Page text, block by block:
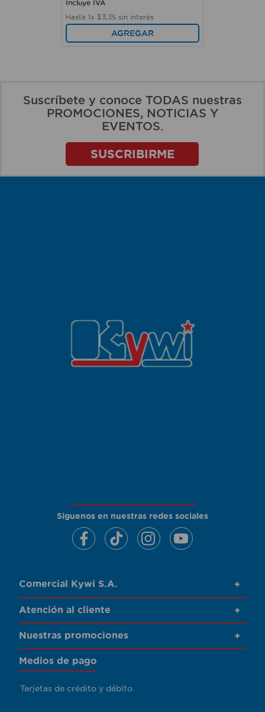
Incluye IVA
Hasta 1x $3 35 sin interés
AGREGAR
Suscríbete y conoce TODAS nuestras
PROMOCIONES, NOTICIAS Y
EVENTOS.
SUSCRIBIRME
Siguenos en nuestras redes sociales
Comercial Kywi S.A. +
Atención al cliente +
Nuestras promociones +
Medios de pago
Tarjetas de crédito y débito